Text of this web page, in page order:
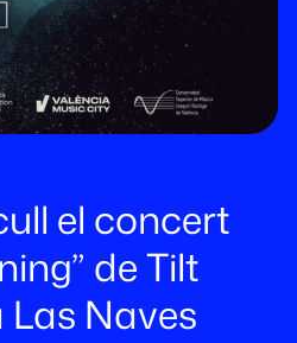
el concert
de Tilt
Las Naves